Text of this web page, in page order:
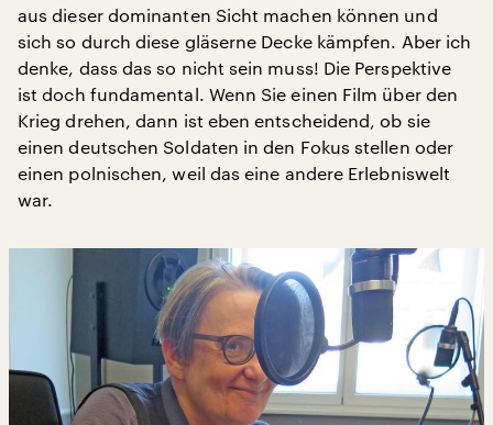
aus dieser dominanten Sicht machen können und
sich so durch diese gläserne Decke kämpfen. Aber ich
denke, dass das so nicht sein muss! Die Perspektive
ist doch fundamental. Wenn Sie einen Film über den
Krieg drehen, dann ist eben entscheidend, ob sie
einen deutschen Soldaten in den Fokus stellen oder
einen polnischen, weil das eine andere Erlebniswelt
war.